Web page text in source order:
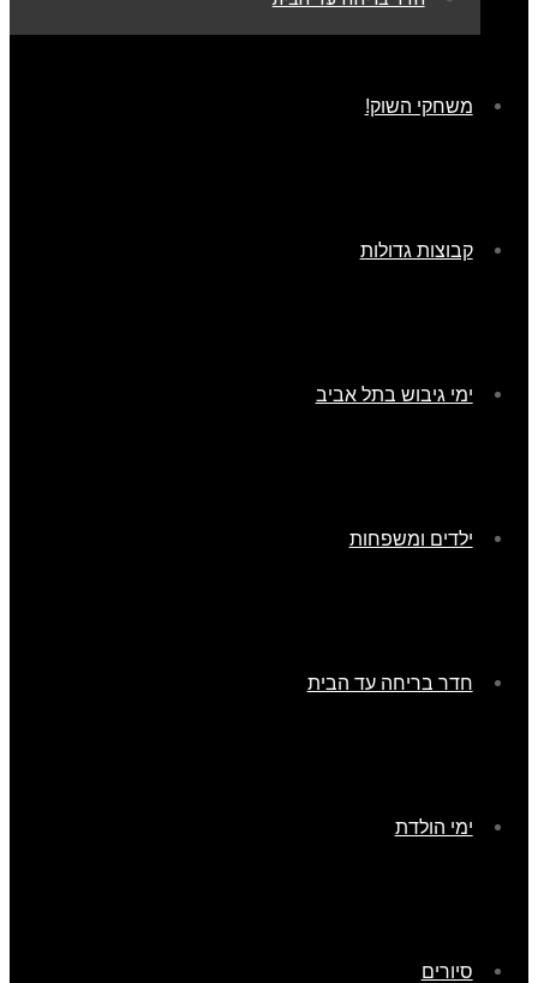
משחקי השוק!
קבוצות גדולות
ימי גיבוש בתל אביב
ילדים ומשפחות
חדר בריחה עד הבית
ימי הולדת
סיורים